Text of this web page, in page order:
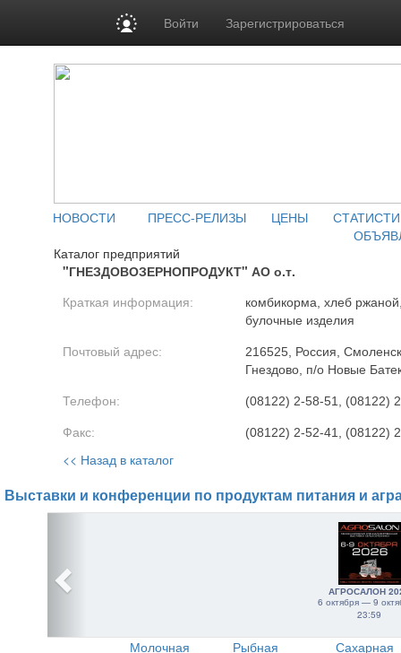
Войти Зарегистрироваться
НОВОСТИ ПРЕСС-РЕЛИЗЫ ЦЕНЫ
Каталог предприятий
"ГНЕЗДОВОЗЕРНОПРОДУКТ" АО о.т.
Краткая информация:
комбикорма, хлеб
булочные изделия
Почтовый адрес:
216525, Россия,
Гнездово, п/о Новые
Телефон: (08122) 2-58-51, (08122)
Факс: (08122) 2-52-41, (08122)
<< Назад в каталог
Выставки и конференции по продуктам питания и
АГРОСАЛОН
6 октября — 9
23:59
Молочная
Рыбная
Сахарная